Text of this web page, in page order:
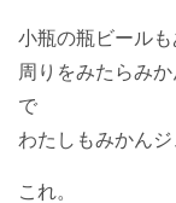
小瓶の瓶ビール
周りをみたらみ
で
わたしもみかんジ
これ。